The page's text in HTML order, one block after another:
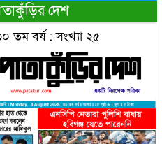
দেশ
বর্ষ : সংখ্যা ২৫